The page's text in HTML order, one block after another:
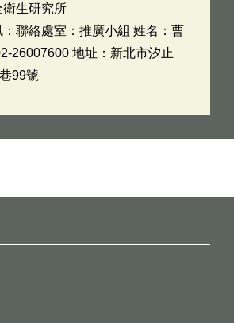
衛生研究所
聯絡處室：推廣小組 姓名：曹
26007600 地址：新北市汐止
99號